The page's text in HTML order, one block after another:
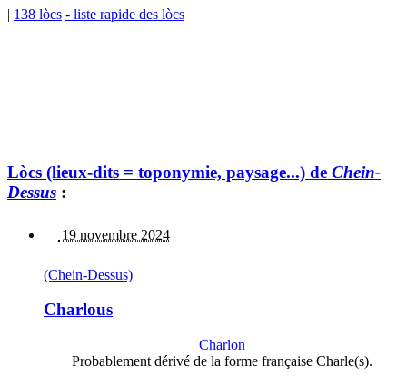
| 138 lòcs - liste rapide des lòcs
Lòcs (lieux-dits = toponymie, paysage...) de Chein-
Dessus :
19 novembre 2024
(Chein-Dessus)
Charlous
Charlon
Probablement dérivé de la forme française Charle(s).